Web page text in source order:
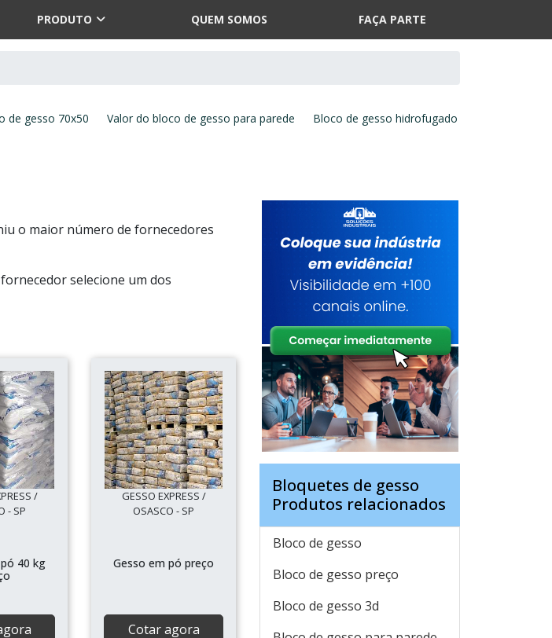
PRODUTO QUEM SOMOS FAÇA PARTE
de gesso 70x50 Valor do bloco de gesso para parede Bloco de gesso hidrofugado
o maior número de fornecedores
selecione um dos
/
- SP
40 kg
GESSO EXPRESS /
OSASCO - SP
Gesso em pó preço
Cotar agora
Bloquetes de gesso
Produtos relacionados
Bloco de gesso
Bloco de gesso preço
Bloco de gesso 3d